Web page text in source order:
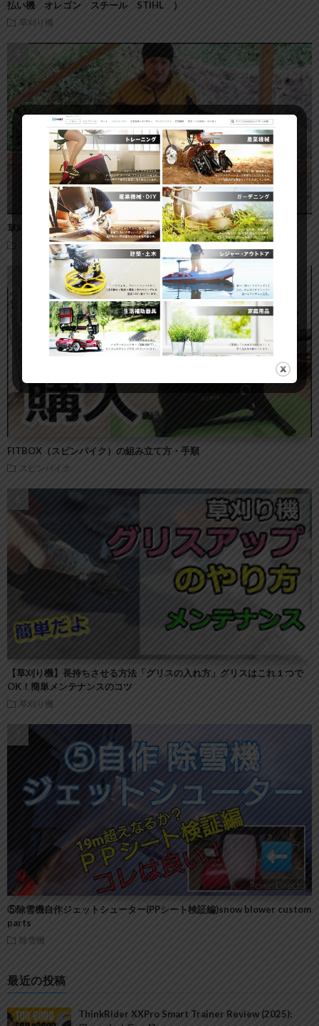
払い機 オレゴン スチール STIHL ）
草刈り機
草刈機の草刈り刃｜全9種類一挙紹介！オススメの刈刃
草刈り機
FITBOX（スピンバイク）の組み立て方・手順
スピンバイク
【草刈り機】長持ちさせる方法「グリスの入れ方」グリスはこれ１つで
OK！簡単メンテナンスのコツ
草刈り機
⑤除雪機自作ジェットシューター(PPシート検証編)snow blower custom
parts
除雪機
最近の投稿
ThinkRider XXPro Smart Trainer Review (2025):